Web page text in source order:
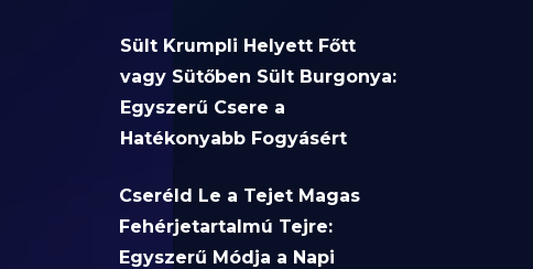
Sült Krumpli Helyett Főtt
vagy Sütőben Sült Burgonya:
Egyszerű Csere a
Hatékonyabb Fogyásért
Cseréld Le a Tejet Magas
Fehérjetartalmú Tejre:
Egyszerű Módja a Napi